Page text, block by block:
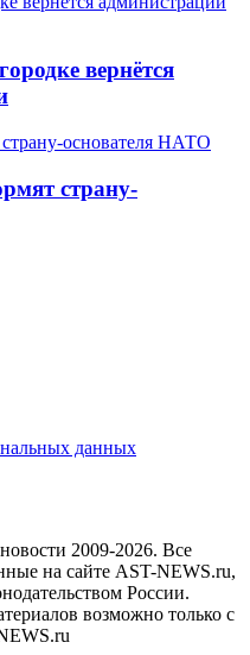
вернётся
страну-
данных
2009-2026. Все
на сайте AST-NEWS.ru,
России.
возможно только с